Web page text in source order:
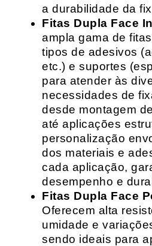
a durabilidade da
Fitas Dupla Face
ampla gama de
tipos de adesivos
etc.) e suportes
para atender às
necessidades de
desde montagem
até aplicações
personalização
dos materiais e
cada aplicação,
desempenho e
Fitas Dupla Face
Oferecem alta
umidade e
sendo ideais para